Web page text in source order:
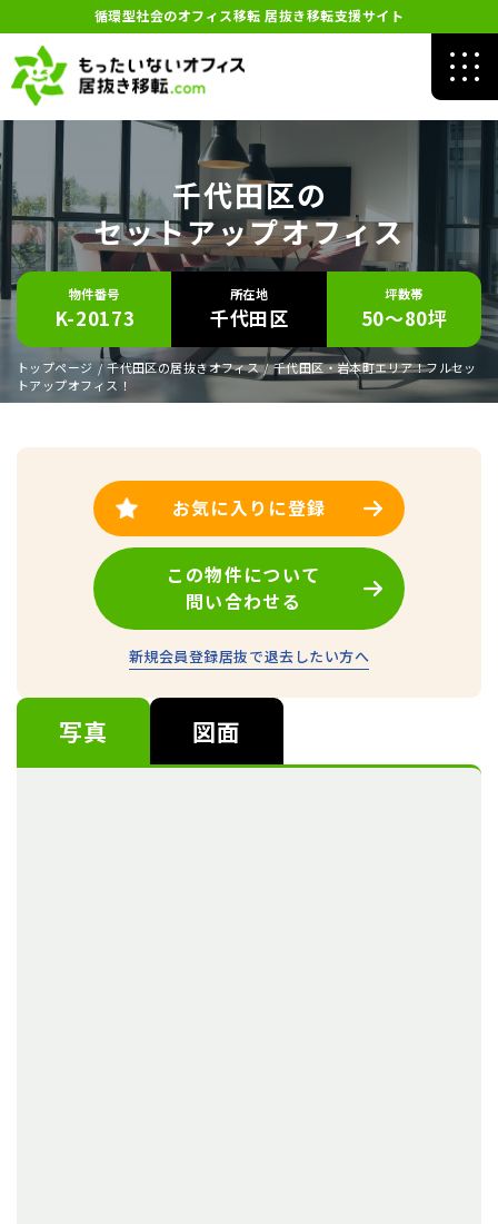
循環型社会のオフィス移転 居抜き移転支援サイト
千代田区の
セットアップオフィス
物件番号
K-20173
所在地
千代田区
坪数帯
50～80坪
トップページ / 千代田区の居抜きオフィス / 千代田区・岩本町エリア！フルセッ
トアップオフィス！
写真 図面
お気に入りに登録
この物件について
問い合わせる
新規会員登録居抜で退去したい方へ